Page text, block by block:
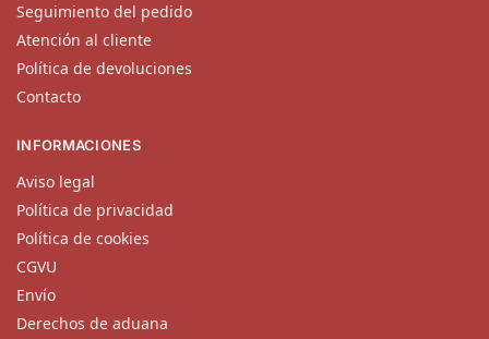
Seguimiento del pedido
Atención al cliente
Política de devoluciones
Contacto
INFORMACIONES
Aviso legal
Política de privacidad
Política de cookies
CGVU
Envío
Derechos de aduana